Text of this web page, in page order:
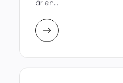
är en...